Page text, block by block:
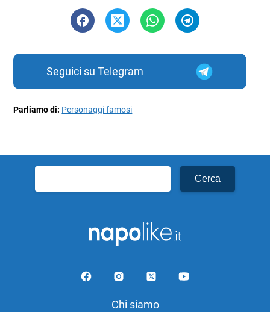
Seguici su Telegram
Parliamo di: Personaggi famosi
per:
Chi siamo